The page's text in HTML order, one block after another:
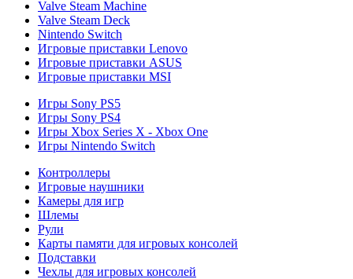
Valve Steam Machine
Valve Steam Deck
Nintendo Switch
Игровые приставки Lenovo
Игровые приставки ASUS
Игровые приставки MSI
Игры Sony PS5
Игры Sony PS4
Игры Xbox Series X - Xbox One
Игры Nintendo Switch
Контроллеры
Игровые наушники
Камеры для игр
Шлемы
Рули
Карты памяти для игровых консолей
Подставки
Чехлы для игровых консолей